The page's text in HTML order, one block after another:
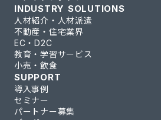
INDUSTRY SOLUTIONS
人材紹介・人材派遣
不動産・住宅業界
EC・D2C
教育・学習サービス
小売・飲食
SUPPORT
導入事例
セミナー
パートナー募集